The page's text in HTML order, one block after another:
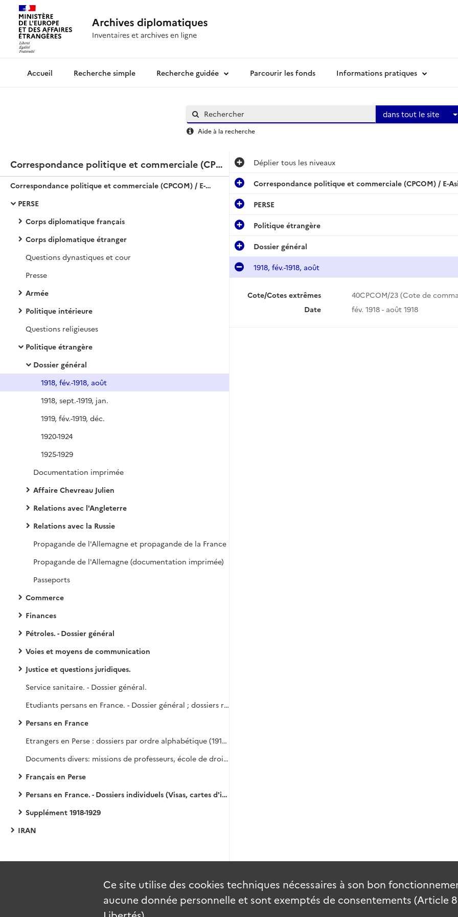
Archives diplomatiquesRecherche simple Recherche guidée Parcourir les fonds Informations pratiques
dans tout le site
Aide à la recherche
Correspondance politique et commerciale (CPCOM) / E-Asie / Perse-Iran
Correspondance politique et commerciale (CPCOM) / E-Asie / Perse-Iran
PERSE
Corps diplomatique français
Corps diplomatique étranger
Questions dynastiques et cour
Presse
Armée
Politique intérieure
Questions religieuses
Politique étrangère
Dossier général
1918, fév.-1918, août
1918, sept.-1919, jan.
1919, fév.-1919, déc.
1920-1924
1925-1929
Documentation imprimée
Affaire Chevreau Julien
Relations avec l'Angleterre
Relations avec la Russie
Propagande de l'Allemagne et propagande de la France
Propagande de l'Allemagne (documentation imprimée)
Passeports
Commerce
Finances
Pétroles. - Dossier général
Voies et moyens de communication
Justice et questions juridiques.
Service sanitaire. - Dossier général.
Etudiants persans en France. - Dossier général ; dossiers réservés (non communicables au public).
Persans en France
Etrangers en Perse : dossiers par ordre alphabétique (1918-1929) ; réclamation Minorski (conseiller à la Légation de Russie à Téhéran) (1927-1929). Documents divers : questions administratives et démographiques (1926-1929) ; Société scientifique d'Azerbaïdjan (1929) ; utilisation de la valise diplomatique française par la Perse (1918).
Documents divers: missions de professeurs, école de droit de Téhéran (dossiers individuels)
Français en Perse
Persans en France. - Dossiers individuels (Visas, cartes d'identité, rapatriement, surveillance, expulsion)
Supplément 1918-1929
IRAN
Déplier tous les niveaux
Correspondance politique et commerciale (CPCOM) / E-
PERSE
Politique étrangère
Dossier général
1918, fév.-1918, août
Cote/Cotes extrêmes
40CPCOM/23 (Cote de
Date
fév. 1918 - août 1918
Ce site utilise des cookies techniques nécessaires à son bon
aucune donnée personnelle et sont exemptés de consentements (Article